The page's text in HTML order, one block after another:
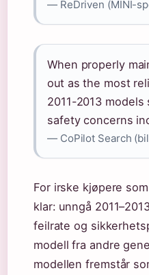
— ReDriven (MINI-
When properly
out as the most
2011-2013
safety concerns
— CoPilot Search
For irske kjøpere
klar: unngå
feilrate og
modell fra andre
modellen fremstår